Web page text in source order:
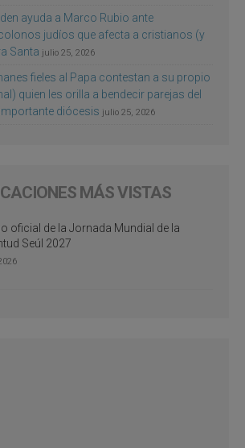
ayuda a Marco Rubio ante
judíos que afecta a cristianos (y
Santa julio 25, 2026
fieles al Papa contestan a su propio
quien les orilla a bendecir parejas del
diócesis julio 25, 2026
MÁS VISTAS
oficial de la Jornada Mundial de la
Seúl 2027